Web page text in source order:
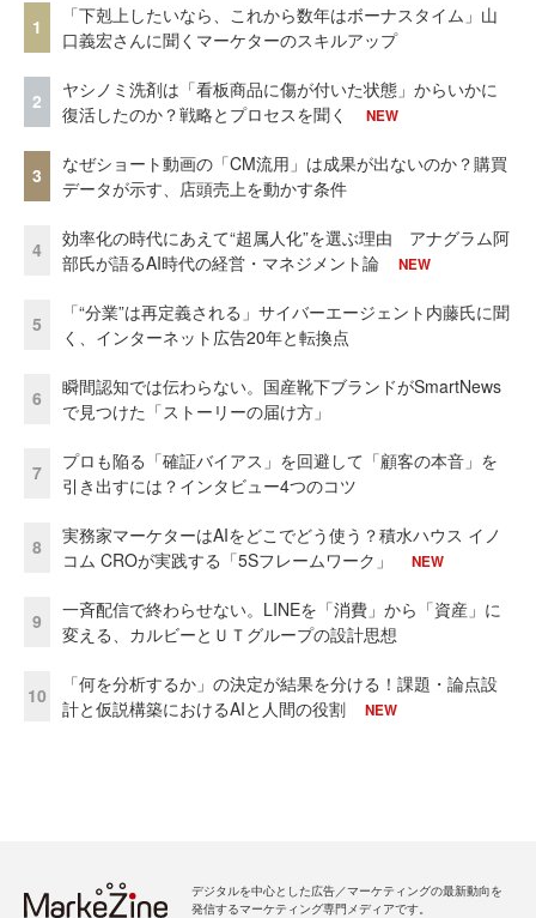
1
「下剋上したいなら、これから数年はボーナスタイム」山
口義宏さんに聞くマーケターのスキルアップ
2
ヤシノミ洗剤は「看板商品に傷が付いた状態」からいかに
復活したのか？戦略とプロセスを聞く
NEW
3
なぜショート動画の「CM流用」は成果が出ないのか？購買
データが示す、店頭売上を動かす条件
4
効率化の時代にあえて“超属人化”を選ぶ理由 アナグラム阿
部氏が語るAI時代の経営・マネジメント論
NEW
5
「“分業”は再定義される」サイバーエージェント内藤氏に聞
く、インターネット広告20年と転換点
6
瞬間認知では伝わらない。国産靴下ブランドがSmartNews
で見つけた「ストーリーの届け方」
7
プロも陥る「確証バイアス」を回避して「顧客の本音」を
引き出すには？インタビュー4つのコツ
8
実務家マーケターはAIをどこでどう使う？積水ハウス イノ
コム CROが実践する「5Sフレームワーク」
NEW
9
一斉配信で終わらせない。LINEを「消費」から「資産」に
変える、カルビーとＵＴグループの設計思想
10
「何を分析するか」の決定が結果を分ける！課題・論点設
計と仮説構築におけるAIと人間の役割
NEW
デジタルを中心とした広告／マーケティングの最新動向を
発信するマーケティング専門メディアです。